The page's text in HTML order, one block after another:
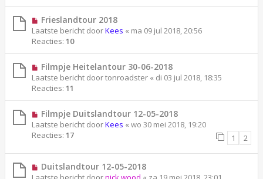
Frieslandtour 2018
Laatste bericht doorKees « ma 09 jul 2018, 20:56
Reacties: 10
Filmpje Heitelantour 30-06-2018
Laatste bericht doortonroadster « di 03 jul 2018, 18:35
Reacties: 11
Filmpje Duitslandtour 12-05-2018
Laatste bericht doorKees « wo 30 mei 2018, 19:20
Reacties: 17 1 2
Duitslandtour 12-05-2018